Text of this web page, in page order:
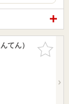
お気に入
りに追加
てん）